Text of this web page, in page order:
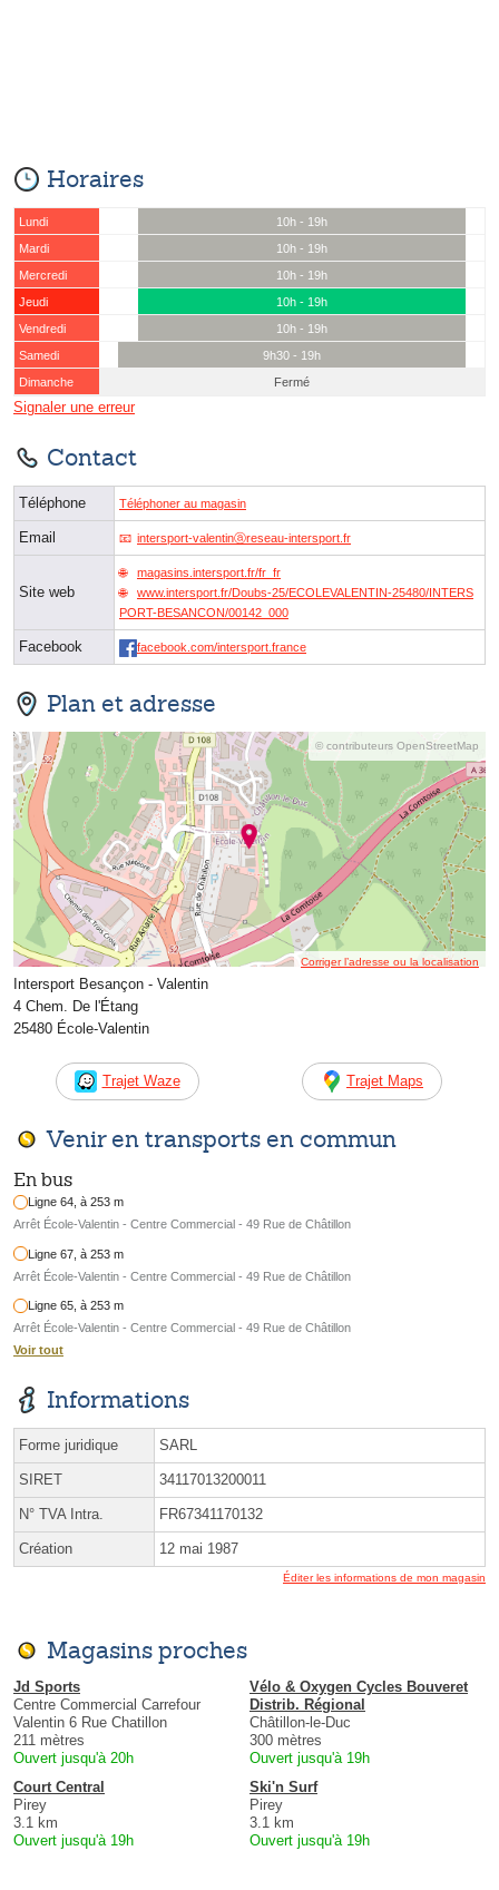
Horaires
Lundi
10h - 19h
Mardi
10h - 19h
Mercredi
10h - 19h
Jeudi
10h - 19h
Vendredi
10h - 19h
Samedi
9h30 - 19h
Dimanche
Fermé
Signaler une erreur
Contact
Téléphone Téléphoner au magasin
Email intersport-valentinⓐreseau-intersport.fr
Site web
magasins.intersport.fr/fr_fr
www.intersport.fr/Doubs-25/ECOLEVALENTIN-25480/INTERS
PORT-BESANCON/00142_000
Facebook facebook.com/intersport.france
Plan et adresse
© contributeurs OpenStreetMap
Corriger l’adresse ou la localisation
Intersport Besançon - Valentin
4 Chem. De l'Étang
25480 École-Valentin
Trajet Waze Trajet Maps
Venir en transports en commun
En bus
Ligne 64, à 253 m
Arrêt École-Valentin - Centre Commercial - 49 Rue de Châtillon
Ligne 67, à 253 m
Arrêt École-Valentin - Centre Commercial - 49 Rue de Châtillon
Ligne 65, à 253 m
Arrêt École-Valentin - Centre Commercial - 49 Rue de Châtillon
Voir tout
Informations
Forme juridique SARL
SIRET 34117013200011
N° TVA Intra. FR67341170132
Création 12 mai 1987
Éditer les informations de mon magasin
Magasins proches
Jd Sports
Centre Commercial Carrefour
Valentin 6 Rue Chatillon
211 mètres
Ouvert jusqu'à 20h
Vélo & Oxygen Cycles Bouveret
Distrib. Régional
Châtillon-le-Duc
300 mètres
Ouvert jusqu'à 19h
Court Central
Pirey
3.1 km
Ouvert jusqu'à 19h
Ski'n Surf
Pirey
3.1 km
Ouvert jusqu'à 19h